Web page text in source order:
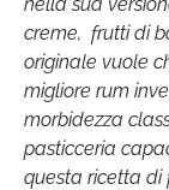
creme, frutti di
originale vuole
migliore rum
morbidezza
pasticceria
questa ricetta di